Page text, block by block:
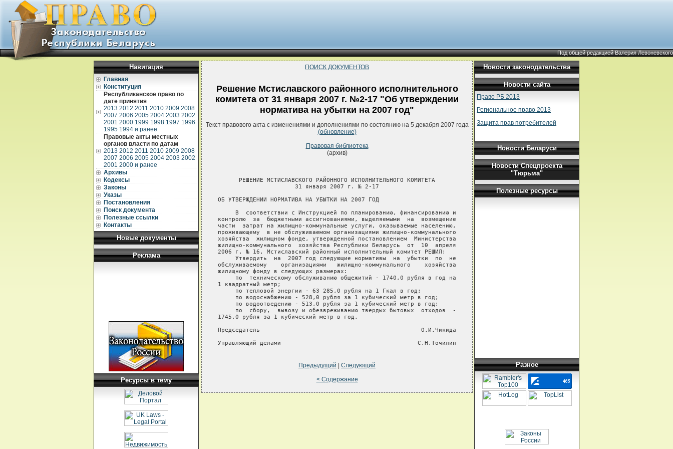
Под общей редакцией Валерия Левоневского
Навигация
Главная
Конституция
Республиканское право по
дате принятия
2013 2012 2011 2010 2009 2008
2007 2006 2005 2004 2003 2002
2001 2000 1999 1998 1997 1996
1995 1994 и ранее
Правовые акты местных
органов власти по датам
2013 2012 2011 2010 2009 2008
2007 2006 2005 2004 2003 2002
2001 2000 и ранее
Архивы
Кодексы
Законы
Указы
Постановления
Поиск документа
Полезные ссылки
Контакты
Новые документы
Реклама
Ресурсы в тему
ПОИСК ДОКУМЕНТОВ
Решение Мстиславского районного исполнительного
комитета от 31 января 2007 г. №2-17 "Об утверждении
норматива на убытки на 2007 год"
Текст правового акта с изменениями и дополнениями по состоянию на 5 декабря 2007 года
(обновление)
Правовая библиотека
(архив)
      РЕШЕНИЕ МСТИСЛАВСКОГО РАЙОННОГО ИСПОЛНИТЕЛЬНОГО КОМИТЕТА
                      31 января 2007 г. № 2-17
ОБ УТВЕРЖДЕНИИ НОРМАТИВА НА УБЫТКИ НА 2007 ГОД
     В  соответствии с Инструкцией по планированию, финансированию и
контролю  за  бюджетными ассигнованиями, выделяемыми  на  возмещение
части  затрат на жилищно-коммунальные услуги, оказываемые населению,
проживающему  в не обслуживаемом организациями жилищно-коммунального
хозяйства  жилищном фонде, утвержденной постановлением  Министерства
жилищно-коммунального  хозяйства Республики Беларусь  от  10  апреля
2006 г. № 16, Мстиславский районный исполнительный комитет РЕШИЛ:
     Утвердить  на  2007 год следующие нормативы  на  убытки  по  не
обслуживаемому    организациями   жилищно-коммунального    хозяйства
жилищному фонду в следующих размерах:
     по  техническому обслуживанию общежитий - 1740,0 рубля в год на
1 квадратный метр;
     по тепловой энергии - 63 285,0 рубля на 1 Гкал в год;
     по водоснабжению - 528,0 рубля за 1 кубический метр в год;
     по водоотведению - 513,0 рубля за 1 кубический метр в год;
     по  сбору,  вывозу и обезвреживанию твердых бытовых  отходов  -
1745,0 рубля за 1 кубический метр в год.
Председатель                                              О.И.Чикида
Предыдущий
Следующий
< Содержание
Новости законодательства
Новости сайта
Право РБ 2013
Региональное право 2013
Защита прав потребителей
Новости Беларуси
Новости Спецпроекта
"Тюрьма"
Полезные ресурсы
Разное